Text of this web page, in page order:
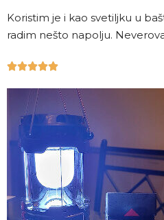
Koristim je i kao svetiljku u
radim nešto napolju.
